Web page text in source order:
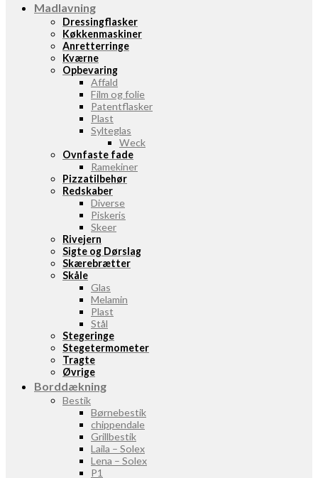
Madlavning
Dressingflasker
Køkkenmaskiner
Anretterringe
Kværne
Opbevaring
Affald
Film og folie
Patentflasker
Plast
Sylteglas
Weck
Ovnfaste fade
Ramekiner
Pizzatilbehør
Redskaber
Diverse
Piskeris
Skeer
Rivejern
Sigte og Dørslag
Skærebrætter
Skåle
Glas
Melamin
Plast
Stål
Stegeringe
Stegetermometer
Tragte
Øvrige
Borddækning
Bestik
Børnebestik
chippendale
Grillbestik
Laila – Solex
Lena – Solex
P1